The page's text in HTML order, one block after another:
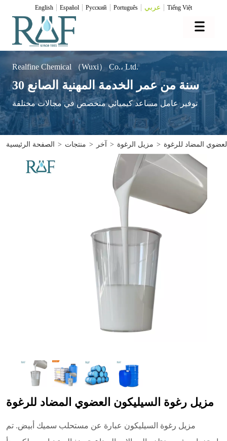
English Español Pусский Português عربي Tiếng Việt
Realfine Chemical （Wuxi） Co.، Ltd.
30 سنة من عمر الخدمة المهنية الصانع
توفير عامل مساعد كيميائي متخصص في مجالات مختلفة
الصفحة الرئيسية > منتجات > آخر > مزيل الرغوة > المضاد للرغوة
مزيل رغوة السيليكون العضوي المضاد للرغوة